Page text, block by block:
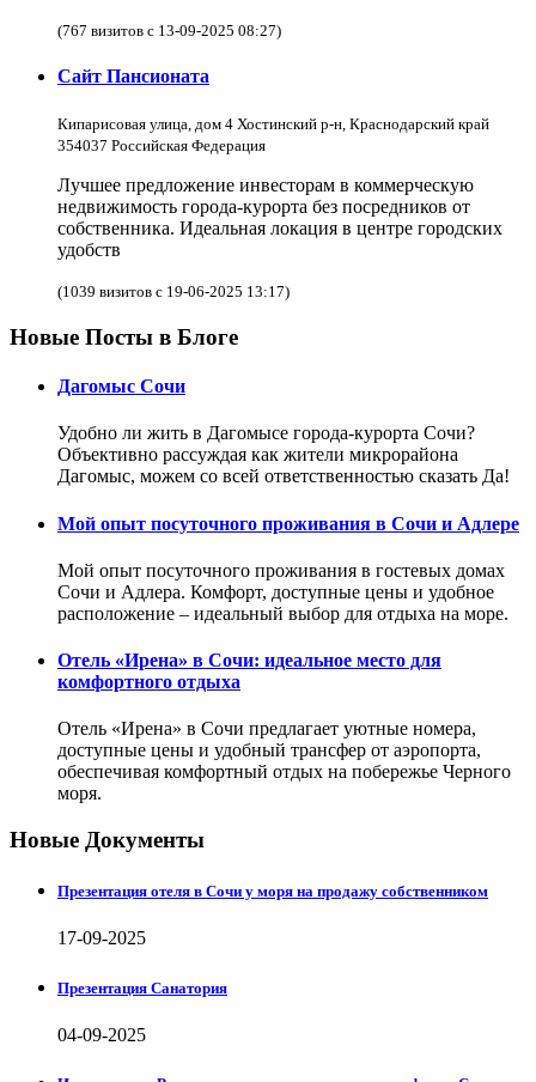
(767 визитов с 13-09-2025 08:27)
Сайт Пансионата
Кипарисовая улица, дом 4 Хостинский р-н, Краснодарский край
354037 Российская Федерация
Лучшее предложение инвесторам в коммерческую
недвижимость города-курорта без посредников от
собственника. Идеальная локация в центре городских
удобств
(1039 визитов с 19-06-2025 13:17)
Новые Посты в Блоге
Дагомыс Сочи
Удобно ли жить в Дагомысе города-курорта Сочи?
Объективно рассуждая как жители микрорайона
Дагомыс, можем со всей ответственностью сказать Да!
Мой опыт посуточного проживания в Сочи и Адлере
Мой опыт посуточного проживания в гостевых домах
Сочи и Адлера. Комфорт, доступные цены и удобное
расположение – идеальный выбор для отдыха на море.
Отель «Ирена» в Сочи: идеальное место для
комфортного отдыха
Отель «Ирена» в Сочи предлагает уютные номера,
доступные цены и удобный трансфер от аэропорта,
обеспечивая комфортный отдых на побережье Черного
моря.
Новые Документы
Презентация отеля в Сочи у моря на продажу собственником
17-09-2025
Презентация Санатория
04-09-2025